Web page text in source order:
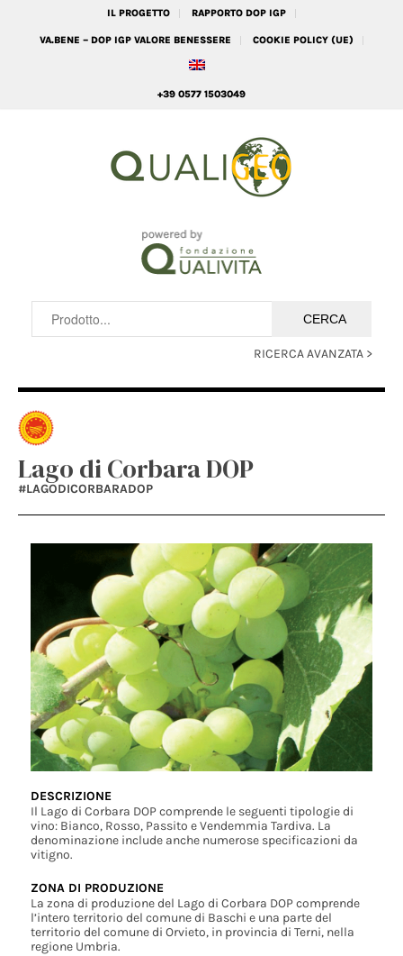
IL PROGETTO RAPPORTO DOP IGP
VA.BENE – DOP IGP VALORE BENESSERE COOKIE POLICY (UE)
+39 0577 1503049
RICERCA AVANZATA >
Lago di Corbara DOP
#LAGODICORBARADOP
DESCRIZIONE
Il Lago di Corbara DOP comprende le seguenti tipologie di
vino: Bianco, Rosso, Passito e Vendemmia Tardiva. La
denominazione include anche numerose specificazioni da
vitigno.
ZONA DI PRODUZIONE
La zona di produzione del Lago di Corbara DOP comprende
l’intero territorio del comune di Baschi e una parte del
territorio del comune di Orvieto, in provincia di Terni, nella
regione Umbria.